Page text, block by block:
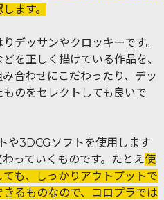
ます。
デッサンやクロッキーです。
を正しく描けている作品を、
合わせにこだわったり、デッ
のをセレクトしても良いで
や3DCGソフトを使用します
っていくものです。たとえ使
も、しっかりアウトプットで
るものなので、コロプラでは